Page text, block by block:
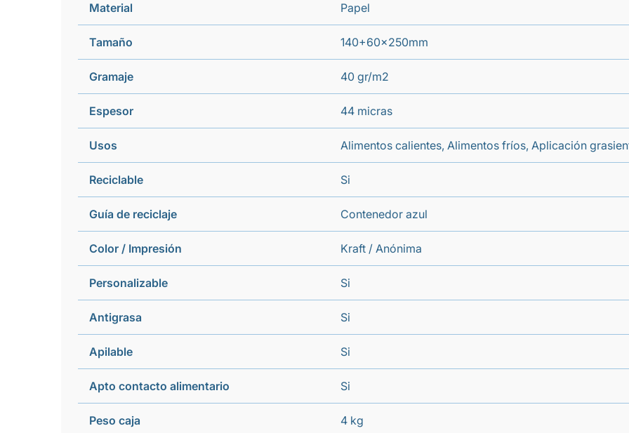
Material Papel
Tamaño 140+60x250mm
Gramaje 40 gr/m2
Espesor 44 micras
Usos Alimentos calientes, Alimentos fríos, Aplicación
Reciclable Si
Guía de reciclaje Contenedor azul
Color / Impresión Kraft / Anónima
Personalizable Si
Antigrasa Si
Apilable Si
Apto contacto alimentario Si
Peso caja 4 kg